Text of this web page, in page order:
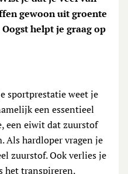
gewoon uit groente
helpt je graag op
sportprestatie weet je
een essentieel
een eiwit dat zuurstof
Als hardloper vragen je
zuurstof. Ook verlies je
het transpireren.